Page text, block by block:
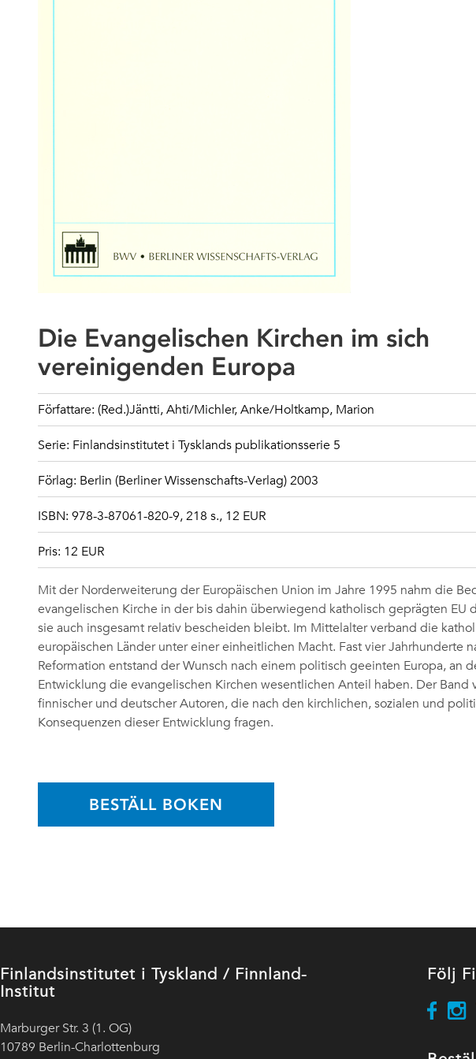
Die Evangelischen Kirchen im sich
vereinigenden Europa
Författare: (Red.)Jäntti, Ahti/Michler, Anke/Holtkamp, Marion
Serie: Finlandsinstitutet i Tysklands publikationsserie 5
Förlag: Berlin (Berliner Wissenschafts-Verlag) 2003
ISBN: 978-3-87061-820-9, 218 s., 12 EUR
Pris: 12 EUR
Mit der Norderweiterung der Europäischen Union im Jahre 1995 nahm die
evangelischen Kirche in der bis dahin überwiegend katholisch geprägten EU
sie auch insgesamt relativ bescheiden bleibt. Im Mittelalter verband die
europäischen Länder unter einer einheitlichen Macht. Fast vier Jahrhunderte
Reformation entstand der Wunsch nach einem politisch geeinten Europa, an
Entwicklung die evangelischen Kirchen wesentlichen Anteil haben. Der Band
finnischer und deutscher Autoren, die nach den kirchlichen, sozialen und
Konsequenzen dieser Entwicklung fragen.
BESTÄLL BOKEN
Finlandsinstitutet i Tyskland / Finnland-
Institut
Marburger Str. 3 (1. OG)
10789 Berlin-Charlottenburg
Följ